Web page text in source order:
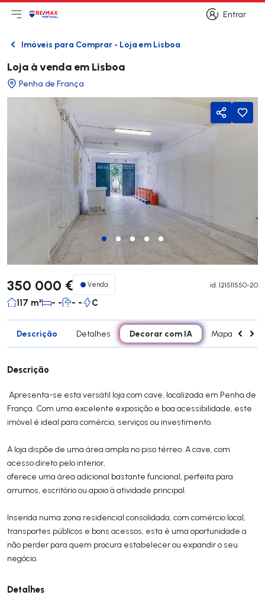
Entrar
Entrar
Abri menu principal
LogoIr para página inicial
VoltarImóveis para Comprar - Loja em Lisboa
Loja à venda em Lisboa
Penha de França
Partilhar
350 000 € Venda id. 121511550-20
117 m² - - - - C
Descrição Detalhes Decorar com IA Mapa
Descrição
Apresenta-se esta versátil loja com cave, localizada em Penha de
França. Com uma excelente exposição e boa acessibilidade, este
imóvel é ideal para comércio, serviços ou investimento.
A loja dispõe de uma área ampla no piso térreo. A cave, com
acesso direto pelo interior,
oferece uma área adicional bastante funcional, perfeita para
arrumos, escritório ou apoio à atividade principal.
Inserida numa zona residencial consolidada, com comércio local,
transportes públicos e bons acessos, esta é uma oportunidade a
não perder para quem procura estabelecer ou expandir o seu
negócio.
Detalhes